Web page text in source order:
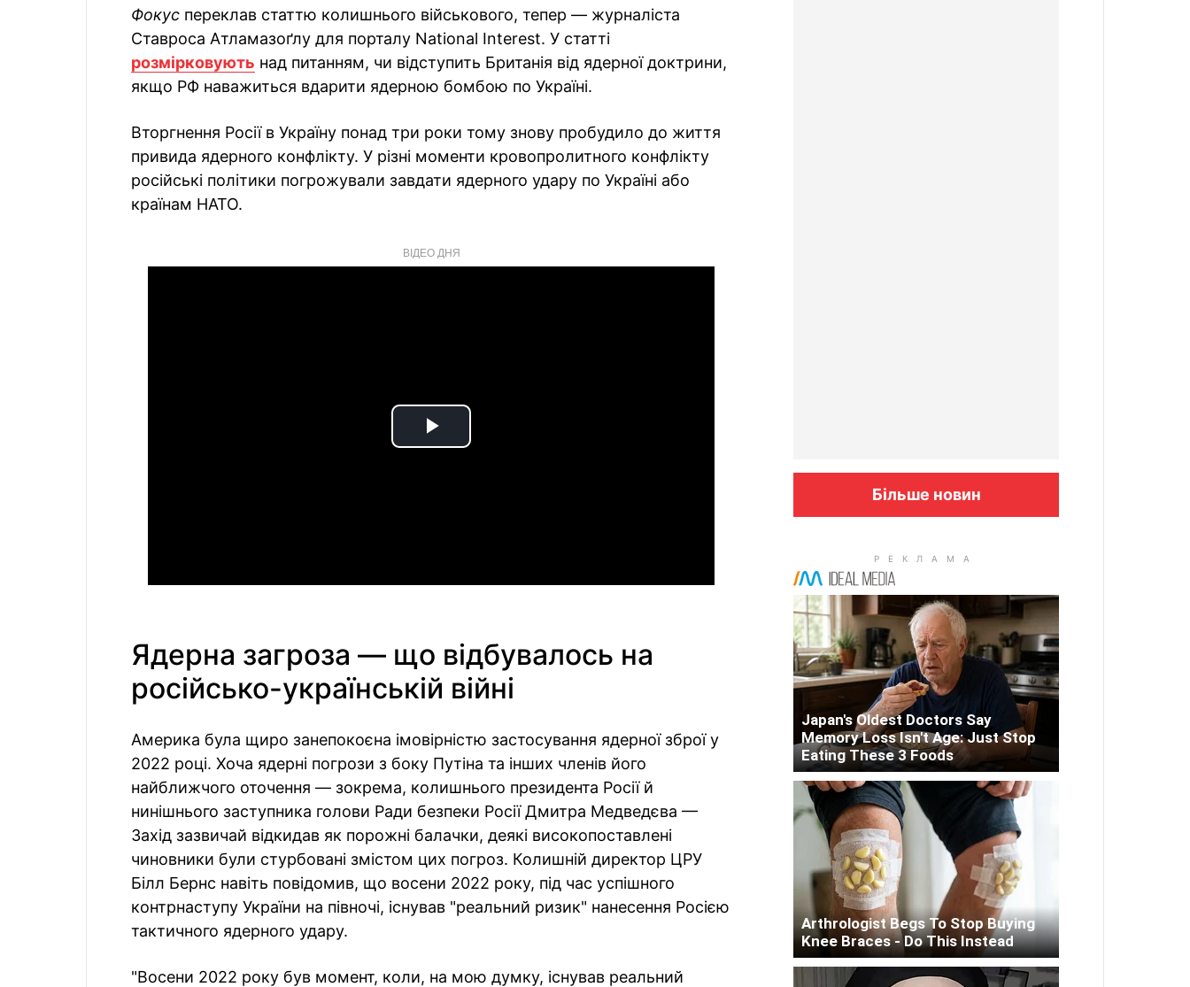
Фокус переклав статтю колишнього військового, тепер — журналіста
Ставроса Атламазоґлу для порталу National Interest. У статті
розмірковують над питанням, чи відступить Британія від ядерної доктрини,
якщо РФ наважиться вдарити ядерною бомбою по Україні.
Вторгнення Росії в Україну понад три роки тому знову пробудило до життя
привида ядерного конфлікту. У різні моменти кровопролитного конфлікту
російські політики погрожували завдати ядерного удару по Україні або
країнам НАТО.
ВІДЕО ДНЯ
Play
Ядерна загроза — що відбувалось на
російсько-українській війні
Америка була щиро занепокоєна імовірністю застосування ядерної зброї у
2022 році. Хоча ядерні погрози з боку Путіна та інших членів його
найближчого оточення — зокрема, колишнього президента Росії й
нинішнього заступника голови Ради безпеки Росії Дмитра Медведєва —
Захід зазвичай відкидав як порожні балачки, деякі високопоставлені
чиновники були стурбовані змістом цих погроз. Колишній директор ЦРУ
Білл Бернс навіть повідомив, що восени 2022 року, під час успішного
контрнаступу України на півночі, існував "реальний ризик" нанесення Росією
тактичного ядерного удару.
"Восени 2022 року був момент, коли, на мою думку, існував реальний
Більше новин
Japan's Oldest Doctors Say
Memory Loss Isn't Age: Just Stop
Eating These 3 Foods
Arthrologist Begs To Stop Buying
Knee Braces - Do This Instead